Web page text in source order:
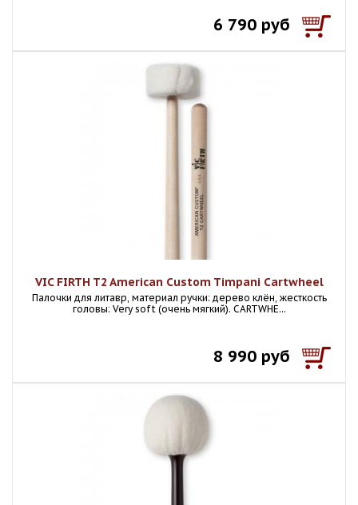
6 790 руб
VIC FIRTH T2 American Custom Timpani Cartwheel
Палочки для литавр, материал ручки: дерево клён, жесткость
головы: Very soft (очень мягкий). CARTWHE...
8 990 руб